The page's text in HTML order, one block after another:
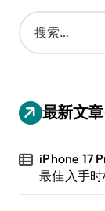
搜
索
：
最新文章
iPhone 17
最佳入手时